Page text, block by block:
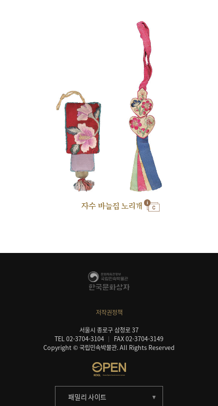
자수 바늘집 노리개
저작권정책
서울시 종로구 삼청로 37
TEL 02-3704-3104
FAX 02-3704-3149
Copyright © 국립민속박물관. All Rights Reserved
패밀리 사이트